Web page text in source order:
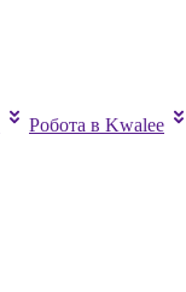
Робота в Kwalee